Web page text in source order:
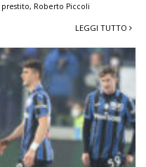
prestito, Roberto Piccoli
LEGGI TUTTO